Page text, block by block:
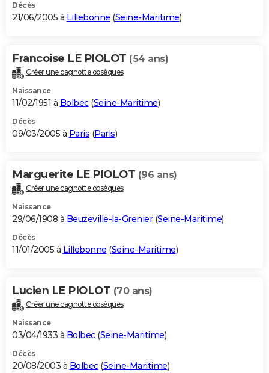
Décès
21/06/2005 à Lillebonne (Seine-Maritime)
Francoise LE PIOLOT (54 ans)
Créer une cagnotte obsèques
Naissance
11/02/1951 à Bolbec(Seine-Maritime)
Décès
09/03/2005 à Paris (Paris)
Marguerite LE PIOLOT (96 ans)
Créer une cagnotte obsèques
Naissance
29/06/1908 à Beuzeville-la-Grenier(Seine-Maritime)
Décès
11/01/2005 à Lillebonne (Seine-Maritime)
Lucien LE PIOLOT (70 ans)
Créer une cagnotte obsèques
Naissance
03/04/1933 à Bolbec(Seine-Maritime)
Décès
20/08/2003 à Bolbec(Seine-Maritime)